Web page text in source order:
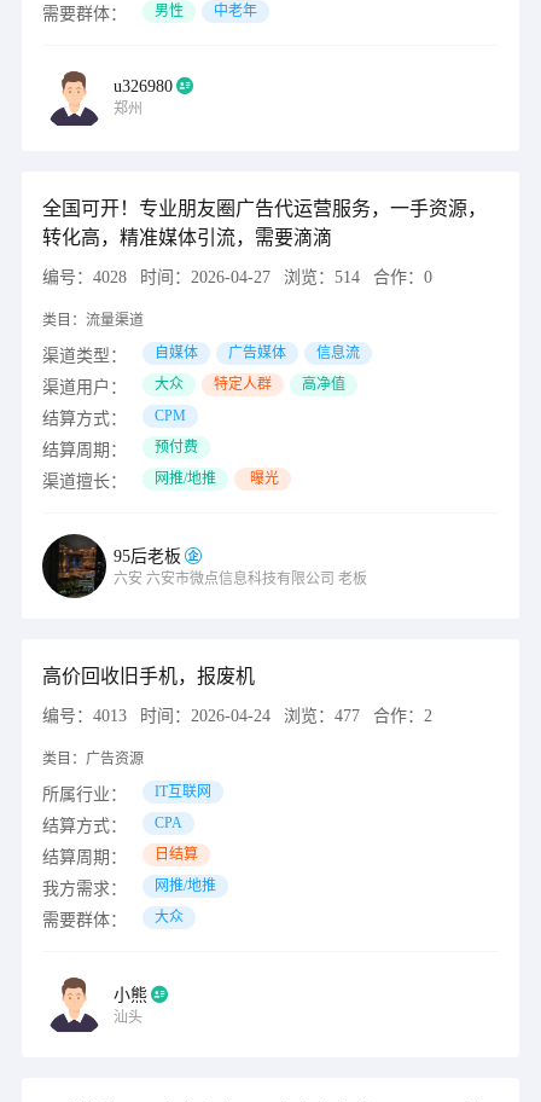
需要群体： 男性 中老年
u326980
郑州
全国可开！专业朋友圈广告代运营服务，一手资源，
转化高，精准媒体引流，需要滴滴
编号： 4028 时间： 2026-04-27 浏览： 514 合作： 0
类目： 流量渠道
渠道类型： 自媒体 广告媒体 信息流
渠道用户： 大众 特定人群 高净值
结算方式： CPM
结算周期： 预付费
渠道擅长： 网推/地推 曝光
95后老板
六安 六安市微点信息科技有限公司 老板
高价回收旧手机，报废机
编号： 4013 时间： 2026-04-24 浏览： 477 合作： 2
类目： 广告资源
所属行业： IT互联网
结算方式： CPA
结算周期： 日结算
我方需求： 网推/地推
需要群体： 大众
小熊
汕头